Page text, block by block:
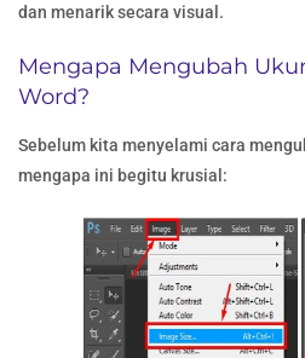
dan menarik secara visual.
Mengapa Mengubah
Word?
Sebelum kita menyelami cara
mengapa ini begitu krusial: